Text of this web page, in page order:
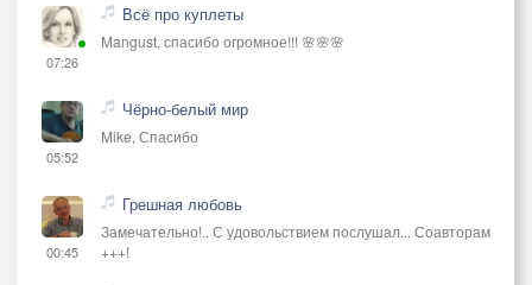
07:26
Всё про куплеты
Mangust, спасибо огромное!!! 🌸🌸🌸
05:52
Чёрно-белый мир
Mike, Спасибо
00:45
Грешная любовь
Замечательно!.. С удовольствием послушал... Соавторам
+++!